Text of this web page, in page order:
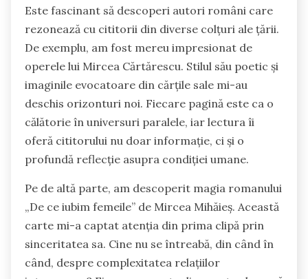
Este fascinant să descoperi autori români care
rezonează cu cititorii din diverse colțuri ale țării.
De exemplu, am fost mereu impresionat de
operele lui Mircea Cărtărescu. Stilul său poetic și
imaginile evocatoare din cărțile sale mi-au
deschis orizonturi noi. Fiecare pagină este ca o
călătorie în universuri paralele, iar lectura îi
oferă cititorului nu doar informație, ci și o
profundă reflecție asupra condiției umane.
Pe de altă parte, am descoperit magia romanului
„De ce iubim femeile” de Mircea Mihăieș. Această
carte mi-a captat atenția din prima clipă prin
sinceritatea sa. Cine nu se întreabă, din când în
când, despre complexitatea relațiilor